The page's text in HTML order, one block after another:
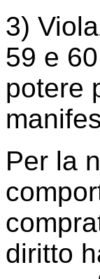
3)
59 e
potere
Per la
diritto